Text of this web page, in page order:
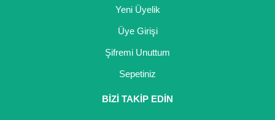
Yeni Üyelik
Üye Girişi
Şifremi Unuttum
Sepetiniz
BİZİ TAKİP EDİN